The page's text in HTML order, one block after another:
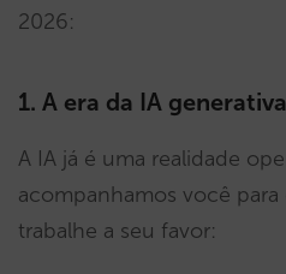
2026:
1. A era da IA
A IA já é uma realidade
acompanhamos você
trabalhe a seu favor: